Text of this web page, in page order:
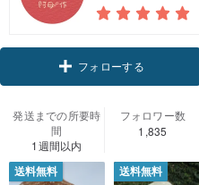
フォローする
発送までの所要時
間
1週間以内
フォロワー数
1,835
送料無料 送料無料